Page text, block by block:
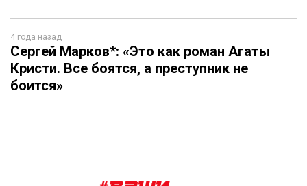
4 года назад
Сергей Марков*: «Это как роман Агаты
Кристи. Все боятся, а преступник не
боится»